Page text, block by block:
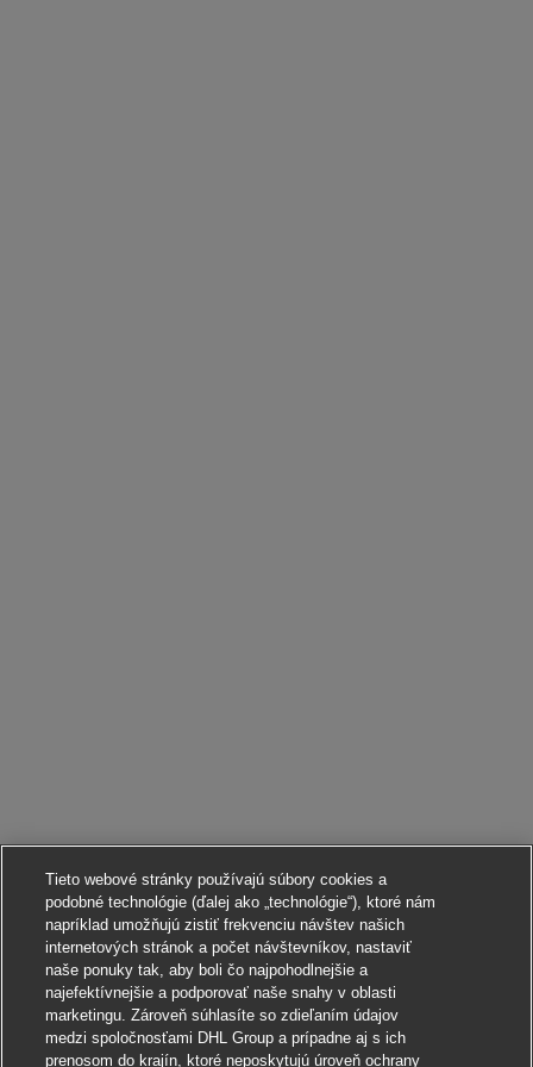
Tieto webové stránky používajú súbory cookies a
podobné technológie (ďalej ako „technológie“), ktoré nám
napríklad umožňujú zistiť frekvenciu návštev našich
internetových stránok a počet návštevníkov, nastaviť
naše ponuky tak, aby boli čo najpohodlnejšie a
najefektívnejšie a podporovať naše snahy v oblasti
marketingu. Zároveň súhlasíte so zdieľaním údajov
medzi spoločnosťami DHL Group a prípadne aj s ich
prenosom do krajín, ktoré neposkytujú úroveň ochrany